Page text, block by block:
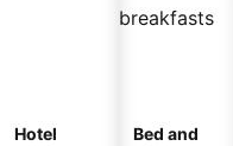
Hotel
Bed and